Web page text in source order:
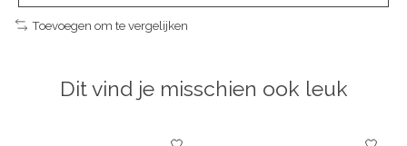
Toevoegen om te vergelijken
Dit vind je misschien ook leuk
Items van productcarrousel